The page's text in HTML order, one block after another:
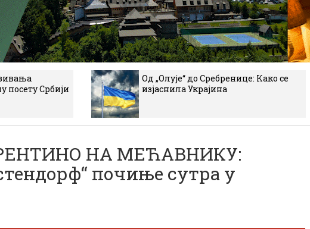
посету Србији
Од „Олује“ до Сребренице: Како се
изјаснила Украјина
НА МЕЋАВНИКУ:
почиње сутра у